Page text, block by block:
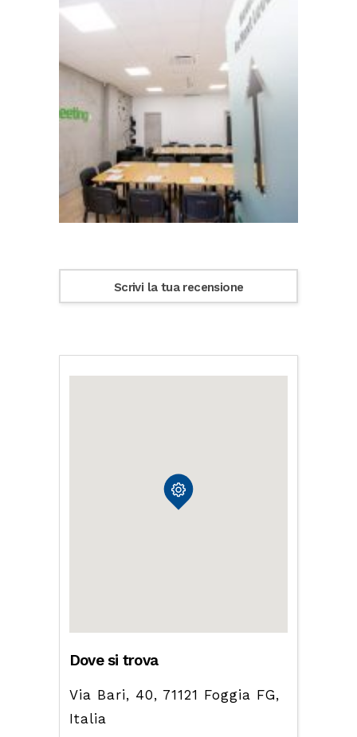
Scrivi la tua recensione
Dove si trova
Via Bari, 40, 71121 Foggia FG,
Italia